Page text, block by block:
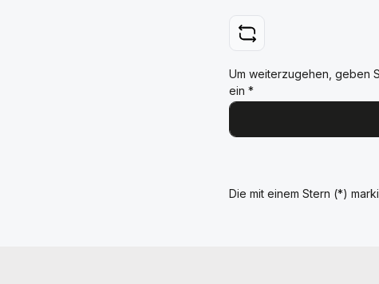
Um weiterzugehen, geben
ein*
Die mit einem Stern (*)